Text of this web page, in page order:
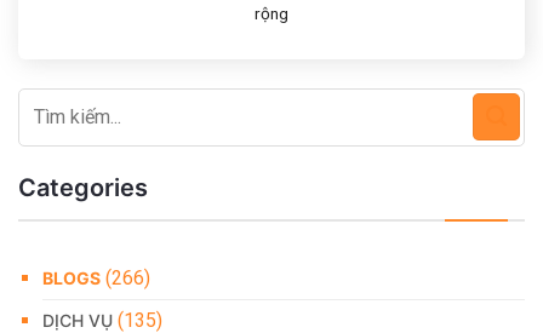
rộng
Categories
BLOGS (266)
DỊCH VỤ (135)